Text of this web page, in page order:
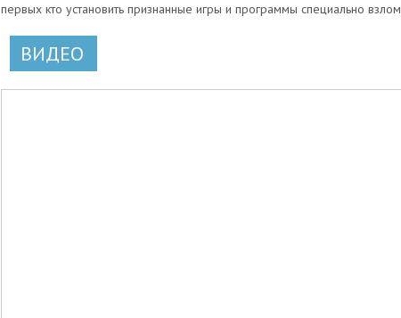
первых кто установить признанные игры и программы специально
ВИДЕО